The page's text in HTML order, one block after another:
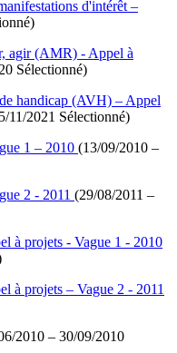
d'intérêt –
agir (AMR) - Appel à
Sélectionné)
handicap (AVH) – Appel
11/2021 Sélectionné)
1 – 2010 (13/09/2010 –
2 - 2011 (29/08/2011 –
à projets - Vague 1 - 2010
à projets – Vague 2 - 2011
2010 – 30/09/2010